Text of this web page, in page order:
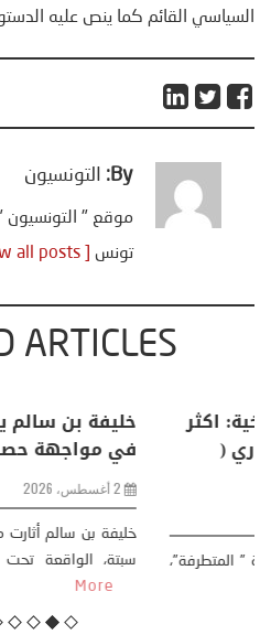
السياسي القائم كما ينص عليه
By: التونسيون
موقع " التونسيون
تونس
ARTICLES
منذر بالضيافي يكتب حول:
من ظاهرة طبيعية .. تحول
مقاربة سوسيولوجية )
كتب: منذر بالضيافي بدأت قصتي مع
منذ نهاية ثمانينات القرن الماضي، حين